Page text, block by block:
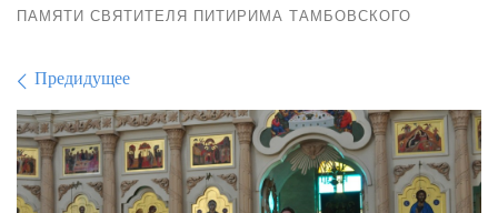
ПАМЯТИ СВЯТИТЕЛЯ ПИТИРИМА ТАМБОВСКОГО
Навигация по
Предидущее